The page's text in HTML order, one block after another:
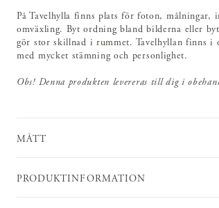
På Tavelhylla finns plats för foton,
omväxling. Byt ordning bland bilderna eller
gör stor skillnad i rummet. Tavelhyllan finns
med mycket stämning och personlighet.
Obs! Denna produkten levereras till dig i
MÅTT
PRODUKTINFORMATION